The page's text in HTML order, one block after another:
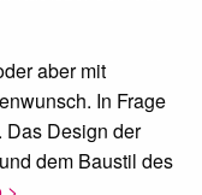
aber mit
In Frage
Das Design der
dem Baustil des